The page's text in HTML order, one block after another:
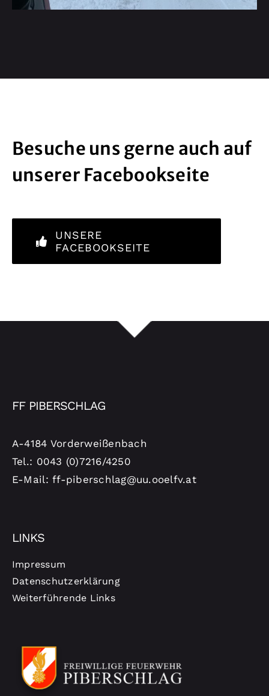
Besuche uns gerne auch auf
unserer Facebookseite
UNSERE
FACEBOOKSEITE
FF PIBERSCHLAG
A-4184 Vorderweißenbach
Tel.: 0043 (0)7216/4250
E-Mail: ff-piberschlag@uu.ooelfv.at
LINKS
Impressum
Datenschutzerklärung
Weiterführende Links